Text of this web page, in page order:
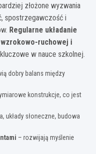
złożone wyzwania
spostrzegawczość i
Regularne układanie
ruchowej i
w nauce szkolnej.
dobry balans między
konstrukcje, co jest
układy słoneczne, budowa
– rozwijają myślenie